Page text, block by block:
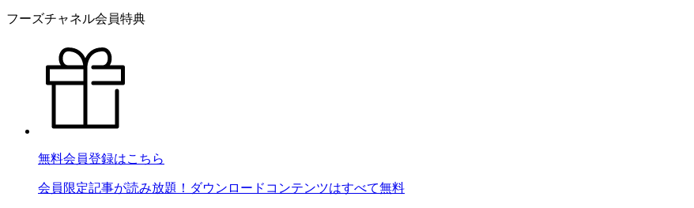
フーズチャネル会員特典
無料会員登録はこちら
会員限定記事が読み放題！ダウンロードコンテンツはすべて無料